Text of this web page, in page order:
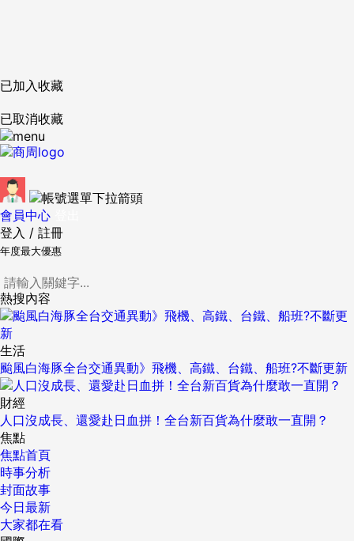
已加入收藏
已取消收藏
會員中心
登入 / 註冊
年度最大優惠
熱搜內容
生活
颱風白海豚全台交通異動》飛機、高鐵、台鐵、船班?不斷更新
財經
人口沒成長、還愛赴日血拼！全台新百貨為什麼敢一直開？
焦點
焦點首頁
時事分析
封面故事
今日最新
大家都在看